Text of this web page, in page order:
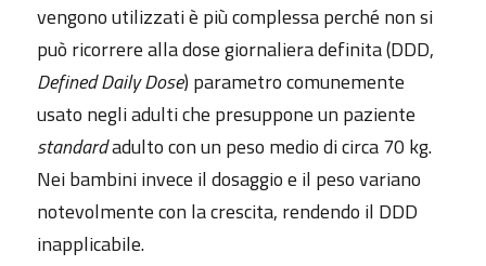
vengono utilizzati è più complessa perché non si
può ricorrere alla dose giornaliera definita (DDD,
Defined Daily Dose) parametro comunemente
usato negli adulti che presuppone un paziente
standardadulto con un peso medio di circa 70 kg.
Nei bambini invece il dosaggio e il peso variano
notevolmente con la crescita, rendendo il DDD
inapplicabile.